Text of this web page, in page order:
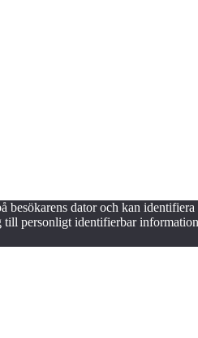
dator och kan
personligt identifierbar